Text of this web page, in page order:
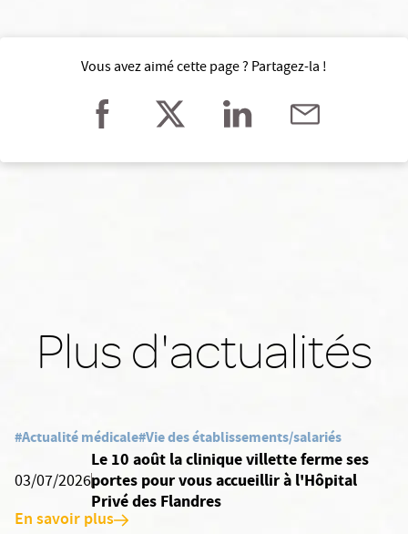
Vous avez aimé cette page ? Partagez-la !
Plus d'actualités
#Actualité médicale#Vie des établissements/salariés
03/07/2026
Le 10 août la clinique villette ferme ses
portes pour vous accueillir à l'Hôpital
Privé des Flandres
En savoir plus